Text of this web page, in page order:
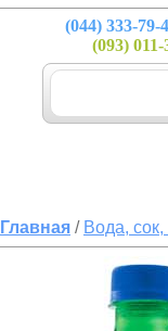
(044) 333-79-
(093) 011-
Главная / Вода, сок,